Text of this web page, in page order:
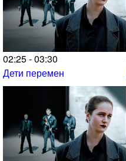
02:25 - 03:30
Дети перемен